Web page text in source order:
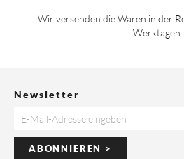
Wir versenden die Waren in der
Werktagen
Newsletter
ABONNIEREN >